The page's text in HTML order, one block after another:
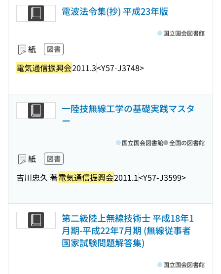
電波法令集(抄) 平成23年版
紙 図書
電気通信振興会2011.3<Y57-J3748>
国立国会図書館
一陸技無線工学の基礎実践マスタ
ー
紙 図書
吉川忠久 著電気通信振興会2011.1<Y57-J3599>
国立国会図書館 全国の図書館
第二級陸上無線技術士 平成18年1
月期-平成22年7月期 (無線従事者
国家試験問題解答集)
国立国会図書館